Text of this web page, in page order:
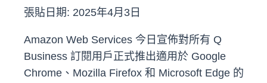
張貼日期: 2025年4月3日
Amazon Web Services 今日宣佈對所有 Q
Business 訂閱用戶正式推出適用於 Google
Chrome、Mozilla Firefox 和 Microsoft Edge 的